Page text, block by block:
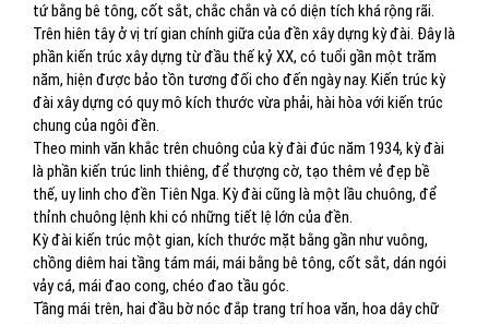
tứ bằng bê tông, cốt sắt, chắc chắn và có diện tích khá rộng rãi.
Trên hiên tây ở vị trí gian chính giữa của đền xây dựng kỳ đài. Đây là
phần kiến trúc xây dựng từ đầu thế kỷ XX, có tuổi gần một trăm
năm, hiện được bảo tồn tương đối cho đến ngày nay. Kiến trúc kỳ
đài xây dựng có quy mô kích thước vừa phải, hài hòa với kiến trúc
chung của ngôi đền.
Theo minh văn khắc trên chuông của kỳ đài đúc năm 1934, kỳ đài
là phần kiến trúc linh thiêng, để thượng cờ, tạo thêm vẻ đẹp bề
thế, uy linh cho đền Tiên Nga. Kỳ đài cũng là một lầu chuông, để
thỉnh chuông lệnh khi có những tiết lệ lớn của đền.
Kỳ đài kiến trúc một gian, kích thước mặt bằng gần như vuông,
chồng diêm hai tầng tám mái, mái bằng bê tông, cốt sắt, dán ngói
vảy cá, mái đao cong, chéo đao tầu góc.
Tầng mái trên, hai đầu bờ nóc đắp trang trí hoa văn, hoa dây chữ